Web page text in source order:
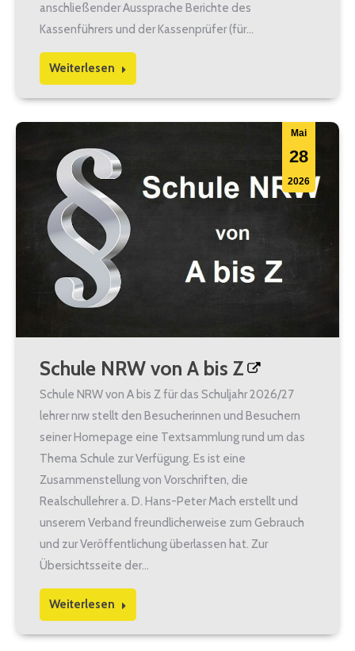
anschließender Aussprache Berichte des
Kassenführers und der Kassenprüfer (für…
Weiterlesen
Mai
28
2026
Schule NRW von A bis Z
Schule NRW von A bis Z für das Schuljahr 2026/27
lehrer nrw stellt den Besucherinnen und Besuchern
seiner Homepage eine Textsammlung rund um das
Thema Schule zur Verfügung. Es ist eine
Zusammenstellung von Vorschriften, die
Realschullehrer a. D. Hans-Peter Mach erstellt und
unserem Verband freundlicherweise zum Gebrauch
und zur Veröffentlichung überlassen hat. Zur
Übersichtsseite der…
Weiterlesen